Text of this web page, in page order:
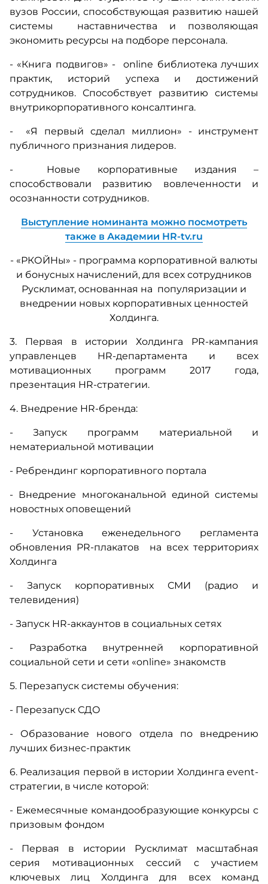
вузов России, способствующая развитию нашей
системы наставничества и позволяющая
экономить ресурсы на подборе персонала.
- «Книга подвигов» - online библиотека лучших
практик, историй успеха и достижений
сотрудников. Способствует развитию системы
внутрикорпоративного консалтинга.
- «Я первый сделал миллион» - инструмент
публичного признания лидеров.
- Новые корпоративные издания –
способствовали развитию вовлеченности и
осознанности сотрудников.
Выступление номинанта можно посмотреть
также в Академии HR-tv.ru
- «РКОЙНы» - программа корпоративной валюты
и бонусных начислений, для всех сотрудников
Русклимат, основанная на популяризации и
внедрении новых корпоративных ценностей
Холдинга.
3. Первая в истории Холдинга PR-кампания
управленцев HR-департамента и всех
мотивационных программ 2017 года,
презентация HR-стратегии.
4. Внедрение HR-бренда:
- Запуск программ материальной и
нематериальной мотивации
- Ребрендинг корпоративного портала
- Внедрение многоканальной единой системы
новостных оповещений
- Установка еженедельного регламента
обновления PR-плакатов на всех территориях
Холдинга
- Запуск корпоративных СМИ (радио и
телевидения)
- Запуск HR-аккаунтов в социальных сетях
- Разработка внутренней корпоративной
социальной сети и сети «online» знакомств
5. Перезапуск системы обучения:
- Перезапуск СДО
- Образование нового отдела по внедрению
лучших бизнес-практик
6. Реализация первой в истории Холдинга event-
стратегии, в числе которой:
- Ежемесячные командообразующие конкурсы с
призовым фондом
- Первая в истории Русклимат масштабная
серия мотивационных сессий с участием
ключевых лиц Холдинга для всех команд